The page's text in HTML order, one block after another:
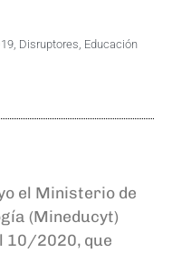
, Disruptores, Educación
el Ministerio de
(Mineducyt)
10/2020, que